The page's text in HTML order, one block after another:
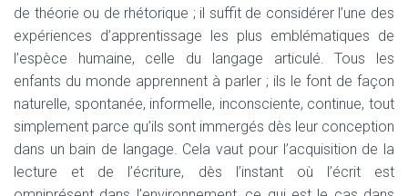
de théorie ou de rhétorique ; il suffit de considérer l’une des
expériences d’apprentissage les plus emblématiques de
l’espèce humaine, celle du langage articulé. Tous les
enfants du monde apprennent à parler ; ils le font de façon
naturelle, spontanée, informelle, inconsciente, continue, tout
simplement parce qu’ils sont immergés dès leur conception
dans un bain de langage. Cela vaut pour l’acquisition de la
lecture et de l’écriture, dès l’instant où l’écrit est